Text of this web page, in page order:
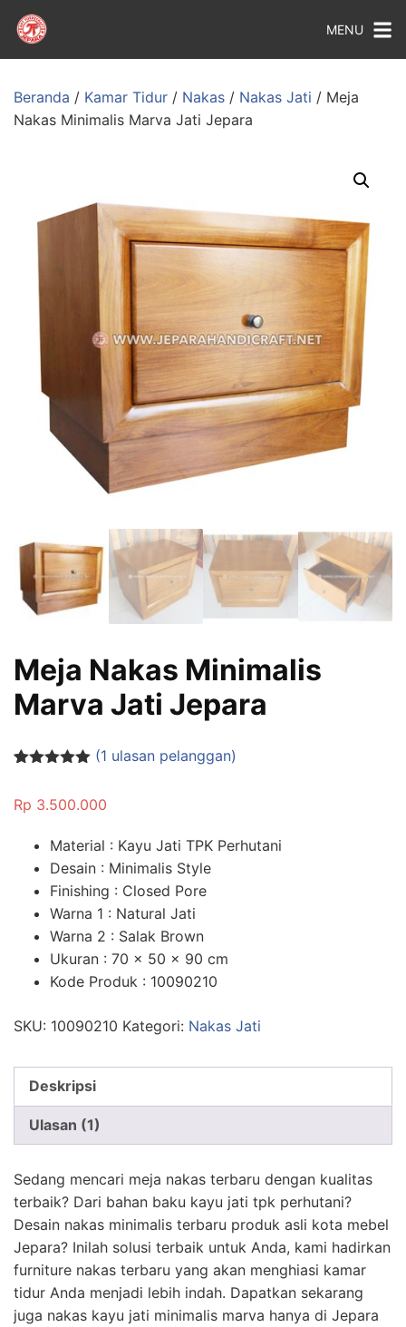
MENU
Beranda / Kamar Tidur / Nakas / Nakas Jati / Meja
Nakas Minimalis Marva Jati Jepara
Meja Nakas Minimalis
Marva Jati Jepara
berdasarka
(1 ulasan pelanggan)
Rp 3.500.000
Material : Kayu Jati TPK Perhutani
Desain : Minimalis Style
Finishing : Closed Pore
Warna 1 : Natural Jati
Warna 2 : Salak Brown
Ukuran : 70 x 50 x 90 cm
Kode Produk : 10090210
SKU: 10090210 Kategori: Nakas Jati
Deskripsi
Ulasan (1)
Sedang mencari meja nakas terbaru dengan kualitas
terbaik? Dari bahan baku kayu jati tpk perhutani?
Desain nakas minimalis terbaru produk asli kota mebel
Jepara? Inilah solusi terbaik untuk Anda, kami hadirkan
furniture nakas terbaru yang akan menghiasi kamar
tidur Anda menjadi lebih indah. Dapatkan sekarang
juga nakas kayu jati minimalis marva hanya di Jepara